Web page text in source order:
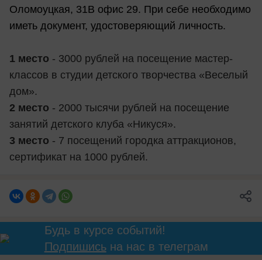
Оломоуцкая, 31В офис 29. При себе необходимо
иметь документ, удостоверяющий личность.
1 место - 3000 рублей на посещение мастер-
классов в студии детского творчества «Веселый
дом».
2 место - 2000 тысячи рублей на посещение
занятий детского клуба «Никуся».
3 место - 7 посещений городка аттракционов,
сертификат на 1000 рублей.
Будь в курсе событий!
Подпишисьна нас в телеграм